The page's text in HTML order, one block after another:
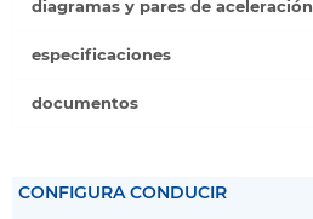
diagramas y pares de aceleración
especificaciones
documentos
CONFIGURA CONDUCIR